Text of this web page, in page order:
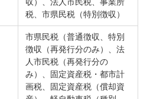
税、市県民税（特別徴収）
市県民税（普通徴収、特別
徴収（再発行分のみ）、法
人市民税（再発行分の
み）、固定資産税・都市計
画税、固定資産税（償却資